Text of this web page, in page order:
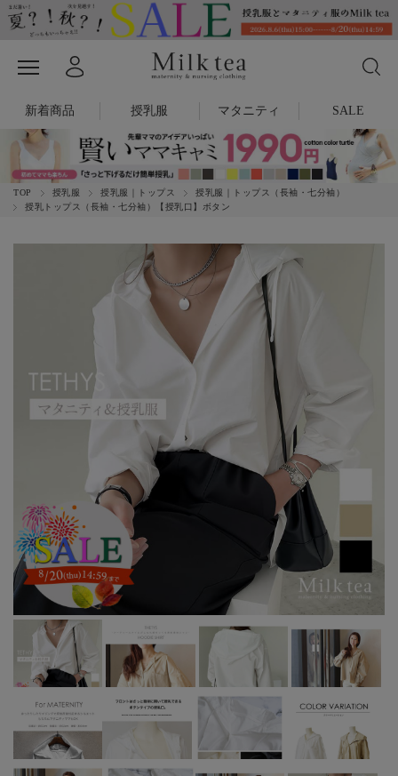
新着商品 授乳服 マタニティ SALE
TOP 授乳服 授乳服｜トップス
授乳服｜トップス（長袖・七分袖）
授乳トップス（長袖・七分袖）【授乳口】ボタン